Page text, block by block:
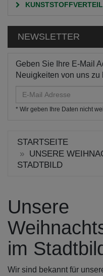
NEWSLETTER
Geben Sie Ihre E-Mail
Neuigkeiten von uns zu
Mail
Adresse
* Wir geben Ihre Daten nicht
STARTSEITE
UNSERE
STADTBILD
Unsere
im
Wir sind bekannt für